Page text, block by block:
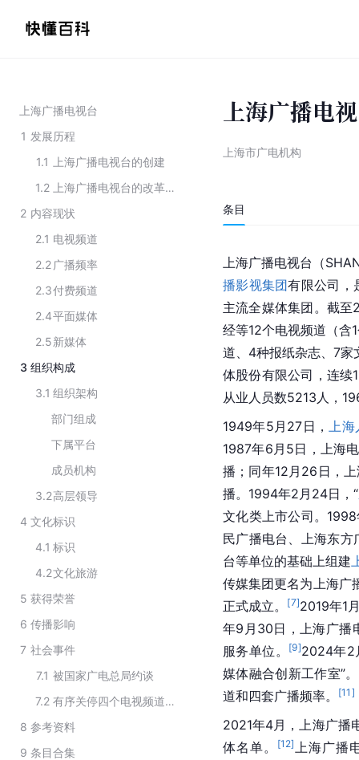
上海广播电视台
1 发展历程
1.1
上海广播电视台的创建
1.2
上海广播电视台的改革与发展
2 内容现状
2.1 电视频道
2.2 广播频率
2.3付费频道
2.4平面媒体
2.5新媒体
3 组织构成
3.1 组织架构
部门组成
下属平台
成员机构
3.2高层领导
4 文化标识
4.1 标识
4.2文化旅游
5 获得荣誉
6 传播影响
7 社会事件
7.1 被国家广电总局约谈
7.2
有序关停四个电视频道和四套广播频率
8 参考资料
9 条目合集
上海广播电
上海市广电机构
条目
上海广播电视台（
播影视集团有限公司，
主流全媒体集团。截
经等12个电视频道（含
道、4种报纸杂志、7
体股份有限公司，连续
从业人员数5213人，
1949年5月27日，
上
1987年6月5日，上海
播；同年12月26日，
播。1994年2月24日，“
文化类上市公司。
民广播电台、上海东
台等单位的基础上组建
传媒集团更名为上海广
正式成立。
[7]2019年1
年9月30日，上海广播
服务单位。
[9]2024年2
媒体融合创新工作室”。
道和四套广播频率。 [11 ]
2021年4月，上海广播
体名单。
[12] 上海广播